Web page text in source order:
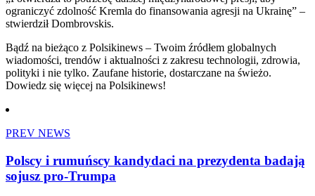
ograniczyć zdolność Kremla do finansowania agresji na Ukrainę” –
stwierdził Dombrovskis.
Bądź na bieżąco z Polsikinews – Twoim źródłem globalnych
wiadomości, trendów i aktualności z zakresu technologii, zdrowia,
polityki i nie tylko. Zaufane historie, dostarczane na świeżo.
Dowiedz się więcej na Polsikinews!
PREV NEWS
Polscy i rumuńscy kandydaci na prezydenta badają
sojusz pro-Trumpa